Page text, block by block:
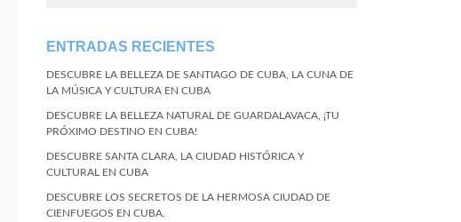
ENTRADAS RECIENTES
DESCUBRE LA BELLEZA DE SANTIAGO DE CUBA, LA CUNA DE
LA MÚSICA Y CULTURA EN CUBA
DESCUBRE LA BELLEZA NATURAL DE GUARDALAVACA, ¡TU
PRÓXIMO DESTINO EN CUBA!
DESCUBRE SANTA CLARA, LA CIUDAD HISTÓRICA Y
CULTURAL EN CUBA
DESCUBRE LOS SECRETOS DE LA HERMOSA CIUDAD DE
CIENFUEGOS EN CUBA.